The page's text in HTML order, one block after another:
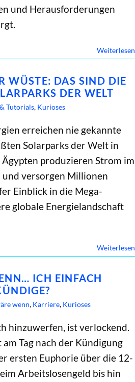
und Herausforderungen
Weiterlesen
WÜSTE: DAS SIND DIE
DER WELT
Tutorials, Kurioses
erreichen nie gekannte
Solarparks der Welt in
produzieren Strom im
versorgen Millionen
Einblick in die Mega-
globale Energielandschaft
Weiterlesen
ICH EINFACH
wenn, Karriere, Kurioses
hinzuwerfen, ist verlockend.
am Tag nach der Kündigung
ersten Euphorie über die 12-
Arbeitslosengeld bis hin